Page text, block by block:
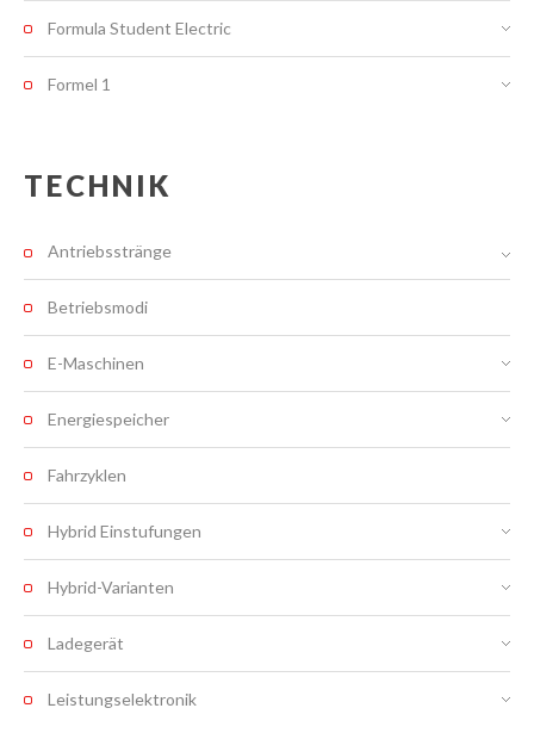
Formula Student Electric
Formel 1
TECHNIK
Antriebsstränge
Betriebsmodi
E-Maschinen
Energiespeicher
Fahrzyklen
Hybrid Einstufungen
Hybrid-Varianten
Ladegerät
Leistungselektronik